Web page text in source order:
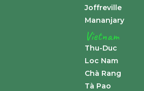
Joffreville
Mananjary
Vietnam
Thu-Duc
Loc Nam
Chà Rang
Tà Pao